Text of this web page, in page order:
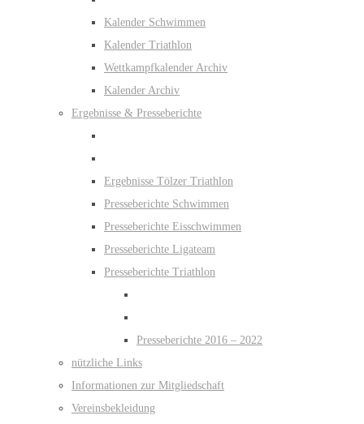
Kalender Schwimmen
Kalender Triathlon
Wettkampfkalender Archiv
Kalender Archiv
Ergebnisse & Presseberichte
Ergebnisse Tölzer Triathlon
Presseberichte Schwimmen
Presseberichte Eisschwimmen
Presseberichte Ligateam
Presseberichte Triathlon
Presseberichte 2016 – 2022
nützliche Links
Informationen zur Mitgliedschaft
Vereinsbekleidung